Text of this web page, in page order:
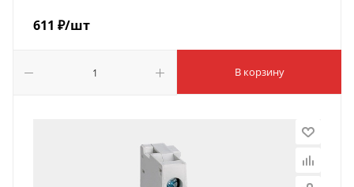
611 ₽/шт
В корзину